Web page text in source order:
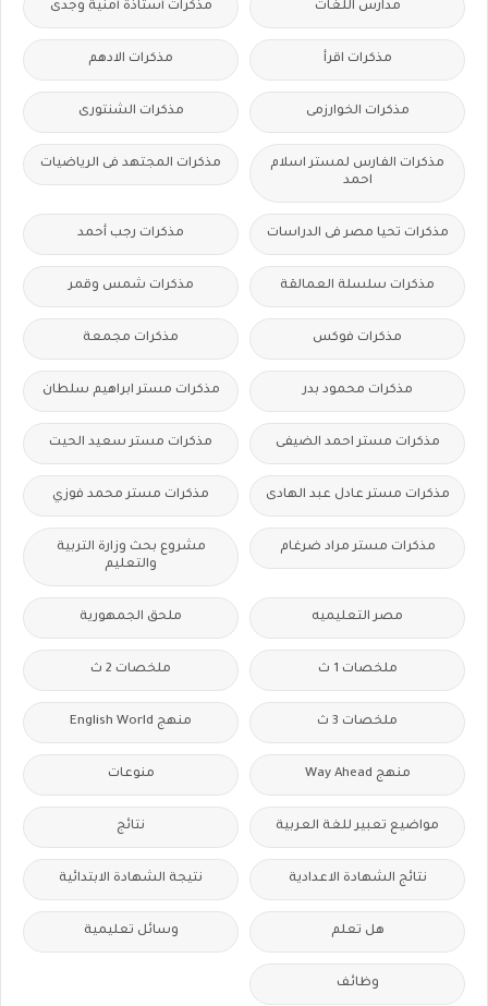
مدارس اللغات مذكرات أستاذة أمنية وجدى
مذكرات اقرأ مذكرات الادهم
مذكرات الخوارزمى مذكرات الشنتورى
مذكرات الفارس لمستر اسلام
احمد
مذكرات المجتهد فى الرياضيات
مذكرات تحيا مصر فى الدراسات مذكرات رجب أحمد
مذكرات سلسلة العمالقة مذكرات شمس وقمر
مذكرات فوكس مذكرات مجمعة
مذكرات محمود بدر مذكرات مستر ابراهيم سلطان
مذكرات مستر احمد الضيفى مذكرات مستر سعيد الحيت
مذكرات مستر عادل عبد الهادى مذكرات مستر محمد فوزي
مذكرات مستر مراد ضرغام
مشروع بحث وزارة التربية
والتعليم
مصر التعليميه ملحق الجمهورية
ملخصات 1 ث ملخصات 2 ث
ملخصات 3 ث منهج English World
منهج Way Ahead منوعات
مواضيع تعبير للغة العربية نتائج
نتائج الشهادة الاعدادية نتيجة الشهادة الابتدائية
هل تعلم وسائل تعليمية
وظائف